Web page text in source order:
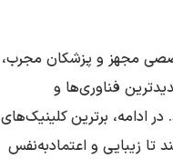
مجهز و پزشکان مجرب،
فناوری‌ها و
ادامه، برترین کلینیک‌های
تا زیبایی و اعتمادبه‌نفس